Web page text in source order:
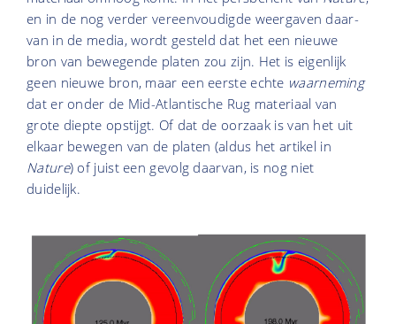
en in de nog verder vereenvoudigde weergaven daar-
van in de media, wordt gesteld dat het een nieuwe
bron van bewegende platen zou zijn. Het is eigenlijk
geen nieuwe bron, maar een eerste echte waarneming
dat er onder de Mid-Atlantische Rug materiaal van
grote diepte opstijgt. Of dat de oorzaak is van het uit
elkaar bewegen van de platen (aldus het artikel in
Nature) of juist een gevolg daarvan, is nog niet
duidelijk.